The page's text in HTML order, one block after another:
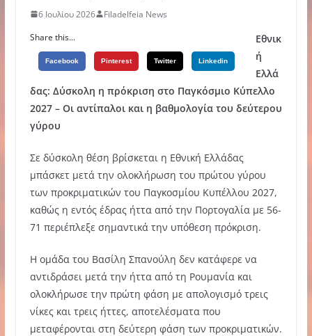
6 Ιουλίου 2026
Filadelfeia News
Share this...
Facebook Pinterest Twitter Linkedin
Εθνικ
ή
Ελλά
δας: Δύσκολη η πρόκριση στο Παγκόσμιο Κύπελλο
2027 – Οι αντίπαλοι και η βαθμολογία του δεύτερου
γύρου
Σε δύσκολη θέση βρίσκεται η Εθνική Ελλάδας
μπάσκετ μετά την ολοκλήρωση του πρώτου γύρου
των προκριματικών του Παγκοσμίου Κυπέλλου 2027,
καθώς η εντός έδρας ήττα από την Πορτογαλία με 56-
71 περιέπλεξε σημαντικά την υπόθεση πρόκριση.
Η ομάδα του Βασίλη Σπανούλη δεν κατάφερε να
αντιδράσει μετά την ήττα από τη Ρουμανία και
ολοκλήρωσε την πρώτη φάση με απολογισμό τρεις
νίκες και τρεις ήττες, αποτελέσματα που
μεταφέρονται στη δεύτερη φάση των προκριματικών.